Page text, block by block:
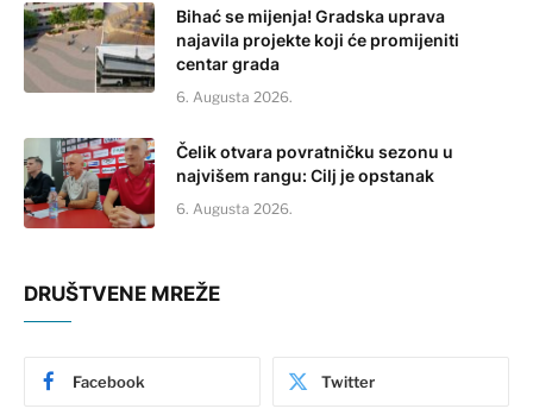
Bihać se mijenja! Gradska uprava
najavila projekte koji će promijeniti
centar grada
6. Augusta 2026.
Čelik otvara povratničku sezonu u
najvišem rangu: Cilj je opstanak
6. Augusta 2026.
DRUŠTVENE MREŽE
Facebook Twitter